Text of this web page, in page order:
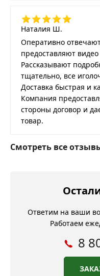
Наталия Ш.
Оперативно
предоставляют
Рассказывают
тщательно, все
Доставка быстрая и
Компания
стороны договор и
товар.
Смотреть все
Ответим на ваши
Работаем
8